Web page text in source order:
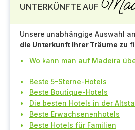
UNTERKÜNFTE AUF
Unsere unabhängige Auswahl an
die Unterkunft Ihrer Träume zu
Wo kann man auf Madeira
Beste 5-Sterne-Hotels
Beste Boutique-Hotels
Die besten Hotels in der
Beste Erwachsenenhotels
Beste Hotels für Familien